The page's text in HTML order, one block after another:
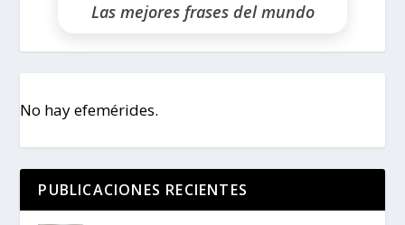
Las mejores frases del mundo
No hay efemérides.
PUBLICACIONES RECIENTES